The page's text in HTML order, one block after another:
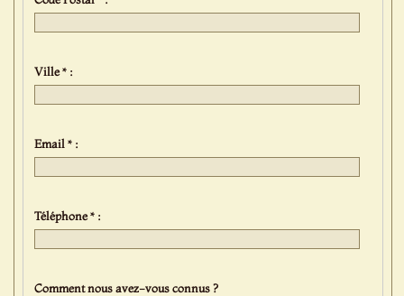
Ville * :
Email * :
Téléphone * :
Comment nous avez-vous connus ?